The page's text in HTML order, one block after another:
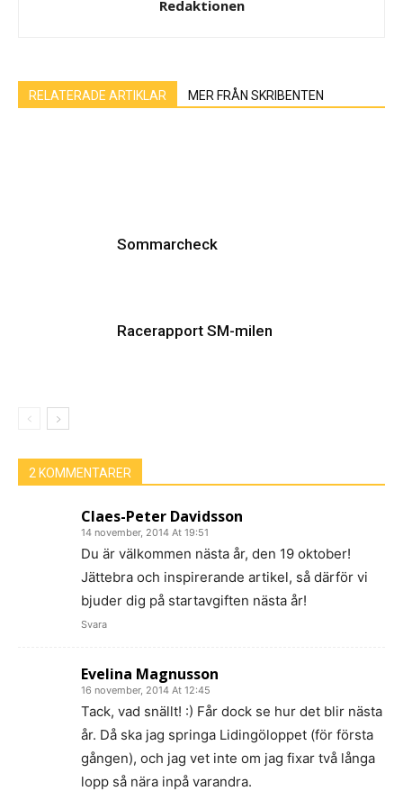
Redaktionen
RELATERADE ARTIKLAR MER FRÅN SKRIBENTEN
Sommarcheck
Racerapport SM-milen
2 KOMMENTARER
Claes-Peter Davidsson
14 november, 2014 At 19:51
Du är välkommen nästa år, den 19 oktober!
Jättebra och inspirerande artikel, så därför vi
bjuder dig på startavgiften nästa år!
Svara
Evelina Magnusson
16 november, 2014 At 12:45
Tack, vad snällt! :) Får dock se hur det blir nästa
år. Då ska jag springa Lidingöloppet (för första
gången), och jag vet inte om jag fixar två långa
lopp så nära inpå varandra.